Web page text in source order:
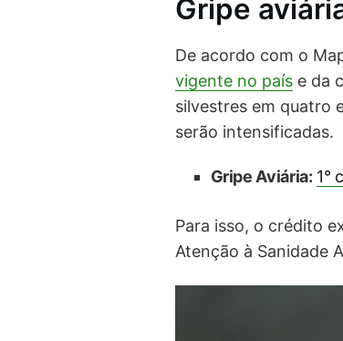
Gripe
De acordo com o
vigente no país e da
silvestres em quatro
serão intensificadas.
Gripe Aviária: 1°
Para isso, o crédito
Atenção à Sanidade